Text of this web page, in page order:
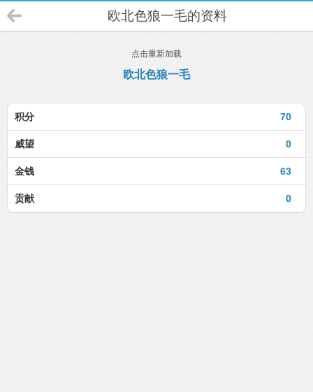
欧北色狼一毛的资料
点击重新加载
欧北色狼一毛
70
积分
0
威望
63
金钱
0
贡献